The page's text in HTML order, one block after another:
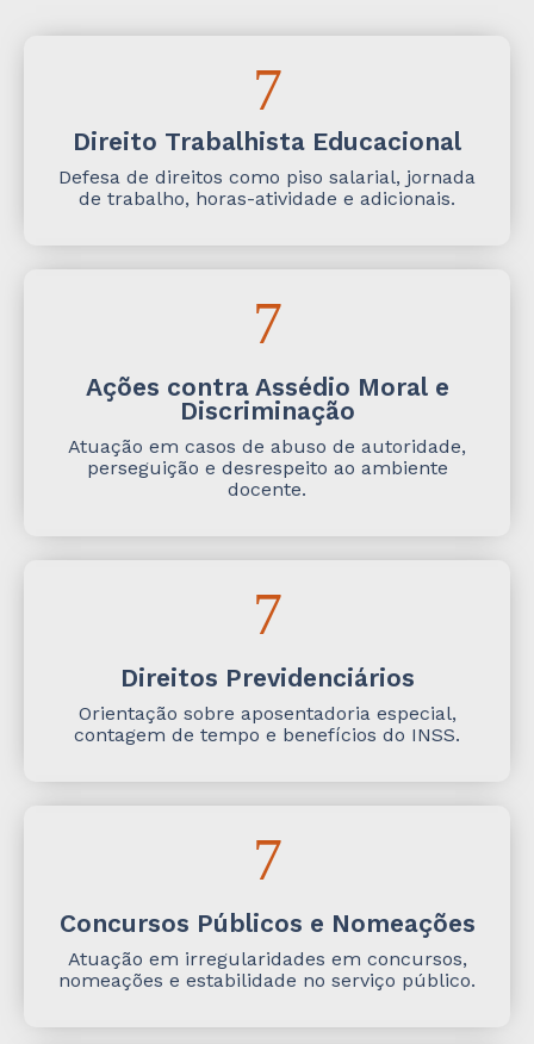
Direito Trabalhista Educacional
Defesa de direitos como piso salarial, jornada
de trabalho, horas-atividade e adicionais.
Ações contra Assédio Moral e
Discriminação
Atuação em casos de abuso de autoridade,
perseguição e desrespeito ao ambiente
docente.
Direitos Previdenciários
Orientação sobre aposentadoria especial,
contagem de tempo e benefícios do INSS.
Concursos Públicos e Nomeações
Atuação em irregularidades em concursos,
nomeações e estabilidade no serviço público.